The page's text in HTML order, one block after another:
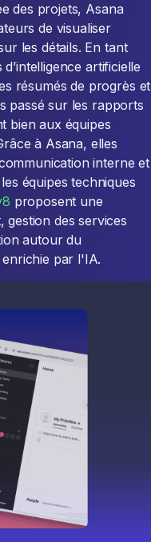
des projets, Asana
de visualiser
les détails. En tant
artificielle
résumés de progrès et
passé sur les rapports
bien aux équipes
à Asana, elles
interne et
équipes techniques
proposent une
des services
autour du
par l'IA.